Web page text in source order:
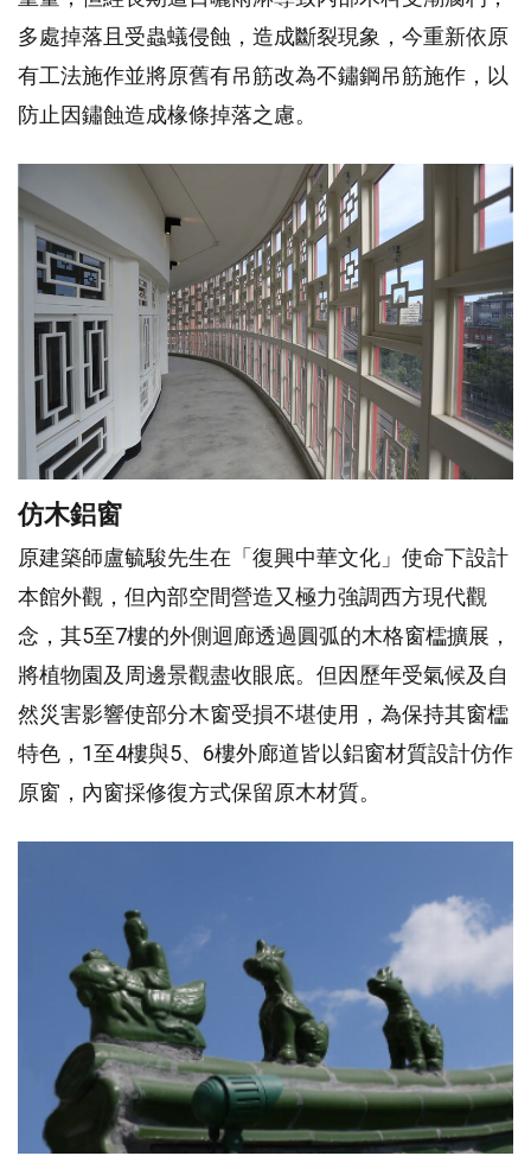
多處掉落且受蟲蟻侵蝕，造成斷裂現象，今重新依原
有工法施作並將原舊有吊筋改為不鏽鋼吊筋施作，以
防止因鏽蝕造成椽條掉落之慮。
仿木鋁窗
原建築師盧毓駿先生在「復興中華文化」使命下設計
本館外觀，但內部空間營造又極力強調西方現代觀
念，其5至7樓的外側迴廊透過圓弧的木格窗櫺擴展，
將植物園及周邊景觀盡收眼底。但因歷年受氣候及自
然災害影響使部分木窗受損不堪使用，為保持其窗櫺
特色，1至4樓與5、6樓外廊道皆以鋁窗材質設計仿作
原窗，內窗採修復方式保留原木材質。